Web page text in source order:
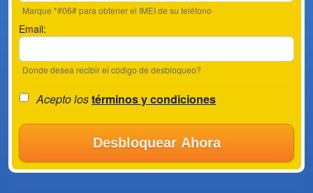
Marque *#06# para obtener el IMEI de su teléfono
Email:
Donde desea recibir el código de desbloqueo?
Acepto lostérminos y condiciones
Desbloquear Ahora